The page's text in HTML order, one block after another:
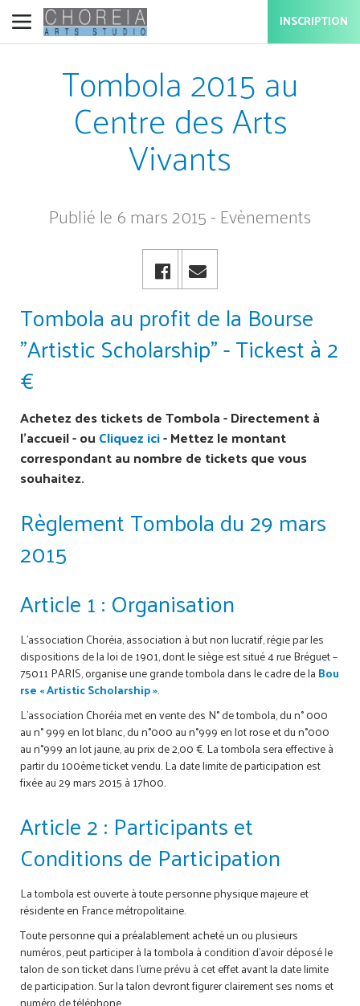
INSCRIPTION
Tombola 2015 au
Centre des Arts
Vivants
Publié le 6 mars 2015 - Evènements
Tombola au profit de la Bourse
"Artistic Scholarship" - Tickest à 2
€
Achetez des tickets de Tombola - Directement à
l'accueil - ou Cliquez ici- Mettez le montant
correspondant au nombre de tickets que vous
souhaitez.
Règlement Tombola du 29 mars
2015
Article 1 : Organisation
L’association Choréia, association à but non lucratif, régie par les
dispositions de la loi de 1901, dont le siège est situé 4 rue Bréguet –
75011 PARIS, organise une grande tombola dans le cadre de la Bou
rse « Artistic Scholarship ».
L’association Choréia met en vente des N° de tombola, du n° 000
au n° 999 en lot blanc, du n°000 au n°999 en lot rose et du n°000
au n°999 an lot jaune, au prix de 2,00 €. La tombola sera effective à
partir du 100ème ticket vendu. La date limite de participation est
fixée au 29 mars 2015 à 17h00.
Article 2 : Participants et
Conditions de Participation
La tombola est ouverte à toute personne physique majeure et
résidente en France métropolitaine.
Toute personne qui a préalablement acheté un ou plusieurs
numéros, peut participer à la tombola à condition d’avoir déposé le
talon de son ticket dans l’urne prévu à cet effet avant la date limite
de participation. Sur la talon devront figurer clairement ses noms et